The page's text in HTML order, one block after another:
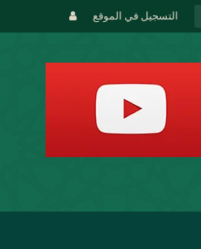
التسجيل في الموقع